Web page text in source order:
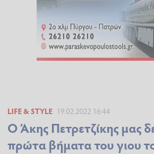
LIFE & STYLE 19.02.2022 16:44
Ο Άκης Πετρετζίκης μας
πρώτα βήματα του γιου